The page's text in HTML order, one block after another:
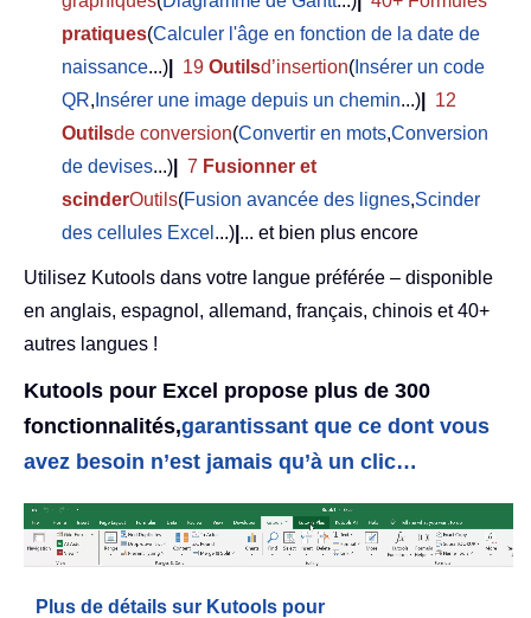
pratiques(Calculer l'âge en fonction de la date de
naissance...) 19 Outilsd’insertion( Insérer un code
QR, Insérer une image depuis un chemin...)
12
Outilsde conversion(Convertir en mots,Conversion
de devises...) 7 Fusionner et
scinderOutils(Fusion avancée des lignes,Scinder
des cellules Excel ...) ... et bien plus encore
Utilisez Kutools dans votre langue préférée – disponible
en anglais, espagnol, allemand, français, chinois et 40+
autres langues !
Kutools pour Excel propose plus de 300
fonctionnalités,garantissant que ce dont vous
avez besoin n’est jamais qu’à un clic…
Plus de détails sur Kutools pour